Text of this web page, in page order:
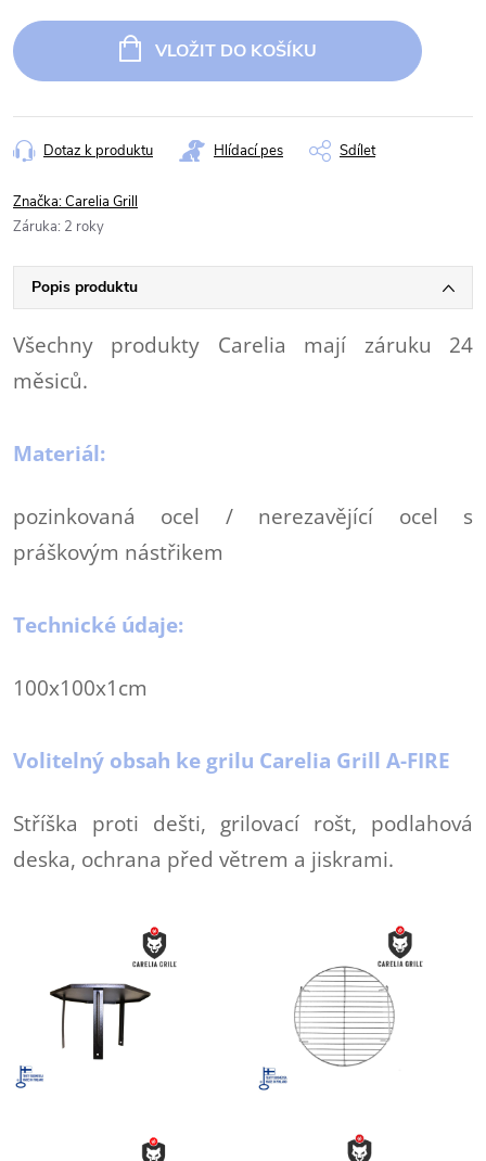
cena:
VLOŽIT DO KOŠÍKU
Dotaz k produktu Hlídací pes Sdílet
Značka:Carelia Grill
Záruka: 2 roky
Popis produktu
Všechny produkty Carelia mají záruku 24
měsiců.
Materiál:
pozinkovaná ocel / nerezavějící ocel s
práškovým nástřikem
Technické údaje:
100x100x1cm
Volitelný obsah ke grilu Carelia Grill A-FIRE
Stříška proti dešti, grilovací rošt, podlahová
deska, ochrana před větrem a jiskrami.